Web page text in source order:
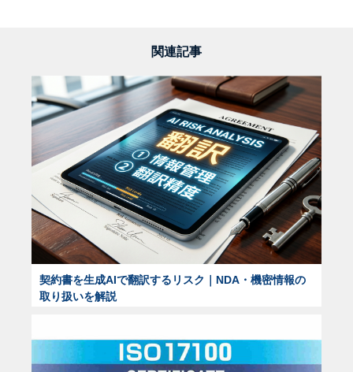
関連記事
契約書を生成AIで翻訳するリスク｜NDA・機密情報の
取り扱いを解説